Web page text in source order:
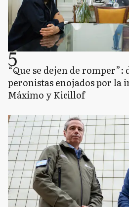
5
“Que se dejen de romper”:
peronistas enojados por la
Máximo y Kicillof